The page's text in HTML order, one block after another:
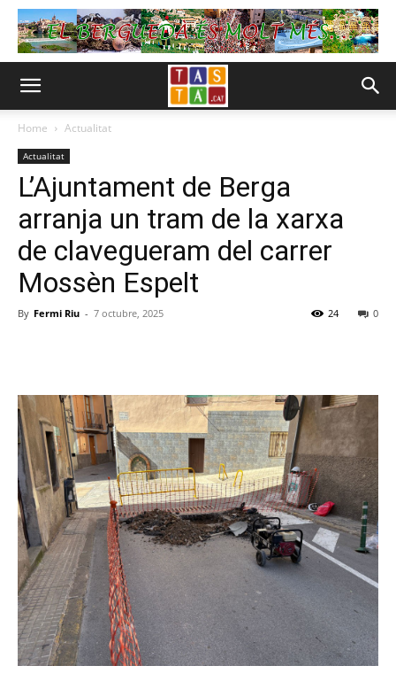
Home Actualitat
Actualitat
L’Ajuntament de Berga
arranja un tram de la xarxa
de clavegueram del carrer
Mossèn Espelt
By Fermi Riu - 7 octubre, 2025 0
24